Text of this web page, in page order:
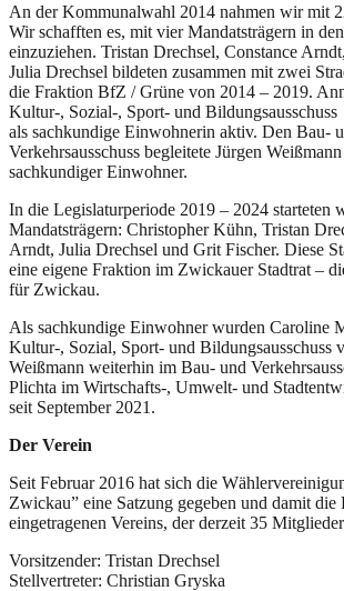
An der Kommunalwahl 2014 nahmen wir mit
Wir schafften es, mit vier Mandatsträgern in
einzuziehen. Tristan Drechsel, Constance
Julia Drechsel bildeten zusammen mit zwei
die Fraktion BfZ / Grüne von 2014 – 2019.
Kultur-, Sozial-, Sport- und Bildungsausschuss
als sachkundige Einwohnerin aktiv. Den Bau-
Verkehrsausschuss begleitete Jürgen
sachkundiger Einwohner.
In die Legislaturperiode 2019 – 2024 starteten
Mandatsträgern: Christopher Kühn, Tristan
Arndt, Julia Drechsel und Grit Fischer. Diese
eine eigene Fraktion im Zwickauer Stadtrat –
für Zwickau.
Als sachkundige Einwohner wurden Caroline
Kultur-, Sozial, Sport- und Bildungsausschuss
Weißmann weiterhin im Bau- und
Plichta im Wirtschafts-, Umwelt- und
seit September 2021.
Der Verein
Seit Februar 2016 hat sich die
Zwickau” eine Satzung gegeben und damit die
eingetragenen Vereins, der derzeit 35
Vorsitzender: Tristan Drechsel
Stellvertreter: Christian Gryska